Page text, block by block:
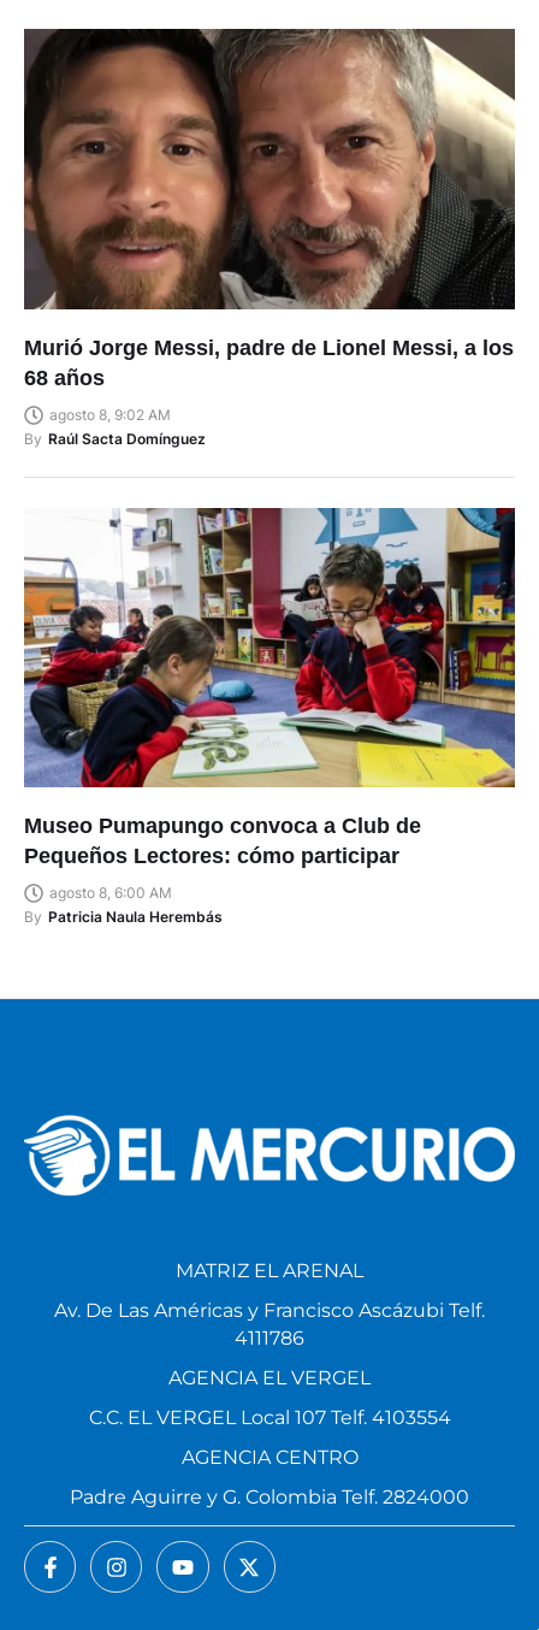
Murió Jorge Messi, padre de Lionel Messi, a los
68 años
agosto 8, 9:02 AM
By Raúl Sacta Domínguez
Museo Pumapungo convoca a Club de
Pequeños Lectores: cómo participar
agosto 8, 6:00 AM
By Patricia Naula Herembás
MATRIZ EL ARENAL
Av. De Las Américas y Francisco Ascázubi Telf.
4111786
AGENCIA EL VERGEL
C.C. EL VERGEL Local 107 Telf. 4103554
AGENCIA CENTRO
Padre Aguirre y G. Colombia Telf. 2824000